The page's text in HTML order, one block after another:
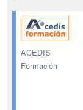
ACEDIS
Formación